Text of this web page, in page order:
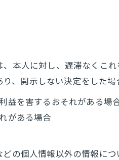
本人に対し、遅滞なくこ
、開示しない決定をした場
益を害するおそれがある場
がある場合
の個人情報以外の情報につ